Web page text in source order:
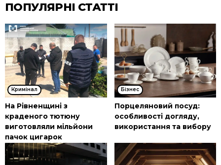
ПОПУЛЯРНІ СТАТТІ
Кримінал
На Рівненщині з
краденого тютюну
виготовляли мільйони
пачок цигарок
Бізнес
Порцеляновий посуд:
особливості догляду,
використання та вибору